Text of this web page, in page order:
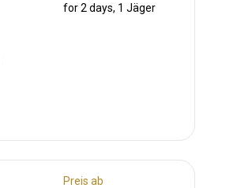
for 2 days, 1 Jäger
Preis ab